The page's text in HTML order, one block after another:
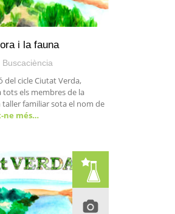
i la fauna
Buscaciència
del cicle Ciutat Verda,
els membres de la
familiar sota el nom de
ne més…